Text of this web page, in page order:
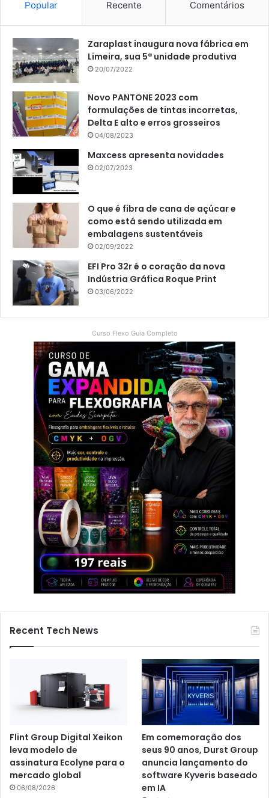
Popular Recente Comentários
Zaraplast inaugura nova fábrica em
Limeira, sua 5ª unidade produtiva
20/07/2022
Novo PANTONE 2023 com
formulações de tintas incorretas,
Delta E alto e erros grosseiros
04/08/2023
Maxcess apresenta novidades
02/07/2023
O que é fibra de cana de açúcar e
como está sendo utilizada em
embalagens sustentáveis
02/09/2022
EFI Pro 32r é o coração da nova
Indústria Gráfica Roque Print
03/06/2022
Curso Flexo Guia Completo
Recent Tech News
Flint Group Digital Xeikon
leva modelo de
assinatura Ecolyne para o
mercado global
06/08/2026
Em comemoração dos
seus 90 anos, Durst Group
anuncia lançamento do
software Kyveris baseado
em IA